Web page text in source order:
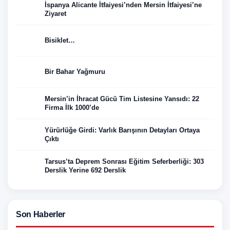
İspanya Alicante İtfaiyesi’nden Mersin İtfaiyesi’ne
Ziyaret
Bisiklet…
Bir Bahar Yağmuru
Mersin’in İhracat Gücü Tim Listesine Yansıdı: 22
Firma İlk 1000’de
Yürürlüğe Girdi: Varlık Barışının Detayları Ortaya
Çıktı
Tarsus’ta Deprem Sonrası Eğitim Seferberliği: 303
Derslik Yerine 692 Derslik
Son Haberler